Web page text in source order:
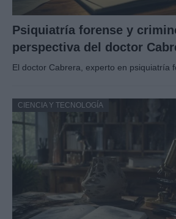
Psiquiatría forense y
perspectiva del doctor
El doctor Cabrera, experto en psiquiatría
CIENCIA Y TECNOLOGÍA